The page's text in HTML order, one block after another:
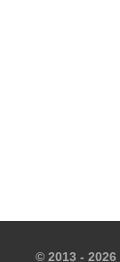
© 2013 - 2026